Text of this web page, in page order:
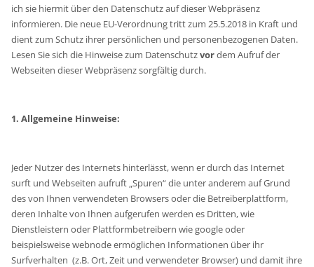
ich sie hiermit über den Datenschutz auf dieser Webpräsenz
informieren. Die neue EU-Verordnung tritt zum 25.5.2018 in Kraft und
dient zum Schutz ihrer persönlichen und personenbezogenen Daten.
Lesen Sie sich die Hinweise zum Datenschutzvordem Aufruf der
Webseiten dieser Webpräsenz sorgfältig durch.
1. Allgemeine Hinweise:
Jeder Nutzer des Internets hinterlässt, wenn er durch das Internet
surft und Webseiten aufruft „Spuren“ die unter anderem auf Grund
des von Ihnen verwendeten Browsers oder die Betreiberplattform,
deren Inhalte von Ihnen aufgerufen werden es Dritten, wie
Dienstleistern oder Plattformbetreibern wie google oder
beispielsweise webnode ermöglichen Informationen über ihr
Surfverhalten (z.B. Ort, Zeit und verwendeter Browser) und damit ihre